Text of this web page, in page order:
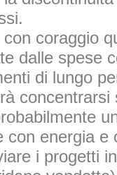
coraggio
dalle spese
di lungo
concentrarsi
con energia
i progetti